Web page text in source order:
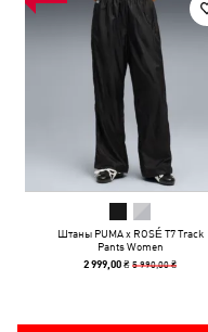
Штаны PUMA x ROSÉ T7 Track
Pants Women
2 999,00 ₴5 990,00 ₴